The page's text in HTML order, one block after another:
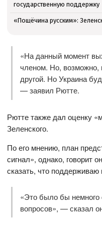
государственную поддержку
«Пощёчина русским»:
«На данный момент
членом. Но, возможно,
другой. Но Украина
— заявил Рютте.
Рютте также дал оценку
Зеленского.
По его мнению, план
сигнал», однако, говорит
сказать, что поддерживаю
«Это было бы немного
вопросов», — сказал